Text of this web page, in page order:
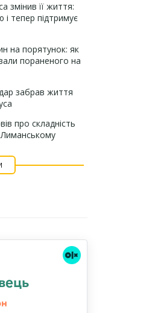
змінив її життя:
тепер підтримує
на порятунок: як
пораненого на
забрав життя
про складність
Лиманському